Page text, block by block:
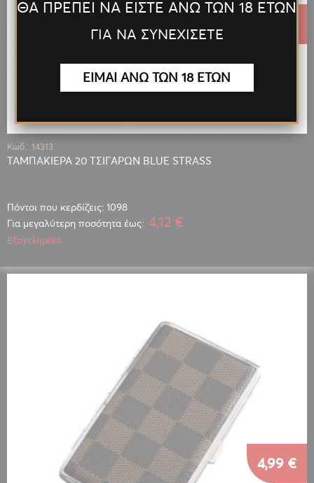
Κωδ.: 14313
ΤΑΜΠΑΚΙΕΡΑ 20 ΤΣΙΓΑΡΩΝ BLUE STRASS
Πόντοι που κερδίζεις: 1098
Για μεγαλύτερη ποσότητα έως: 4,12 €
Εξαντλημένο
4,99 €
ΘΑ ΠΡΕΠΕΙ ΝΑ ΕΙΣΤΕ ΑΝΩ ΤΩΝ 18 ΕΤΩΝ
ΓΙΑ ΝΑ ΣΥΝΕΧΙΣΕΤΕ
ΕΙΜΑΙ ΑΝΩ ΤΩΝ 18 ΕΤΩΝ